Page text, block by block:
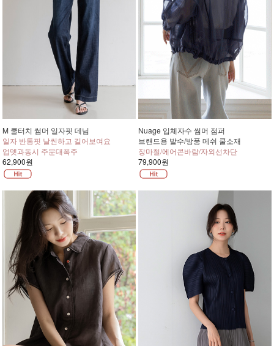
M 쿨터치 썸머 일자핏 데님
일자 반통핏 날씬하고 길어보여요
업뎃과동시 주문대폭주
62,900원
Nuage 입체자수 썸머 점퍼
브랜드용 발수/방풍 메쉬 쿨소재
장마철/에어콘바람/자외선차단
79,900원